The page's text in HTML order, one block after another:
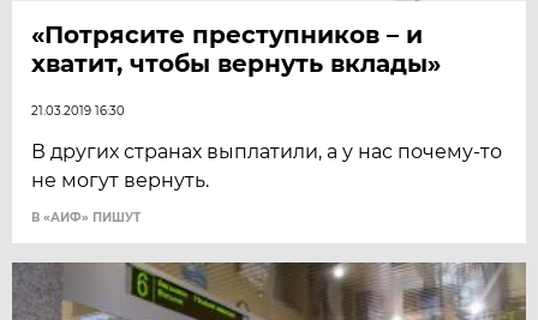
«Потрясите преступников – и
хватит, чтобы вернуть вклады»
21.03.2019 16:30
В других странах выплатили, а у нас почему-то
не могут вернуть.
В «АИФ» ПИШУТ